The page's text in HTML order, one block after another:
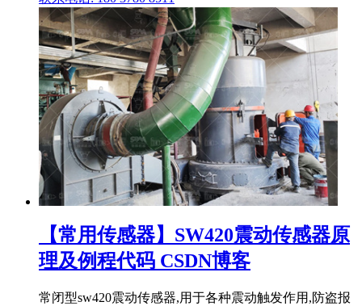
【常用传感器】SW420震动传感器原
理及例程代码 CSDN博客
常闭型sw420震动传感器,用于各种震动触发作用,防盗报